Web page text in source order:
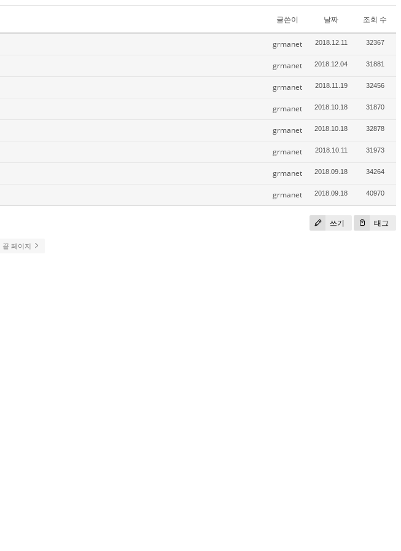
글쓴이 날짜 조회 수
grmanet 2018.12.11 32367
grmanet 2018.12.04 31881
grmanet 2018.11.19 32456
grmanet 2018.10.18 31870
grmanet 2018.10.18 32878
grmanet 2018.10.11 31973
grmanet 2018.09.18 34264
grmanet 2018.09.18 40970
쓰기 태그
끝 페이지